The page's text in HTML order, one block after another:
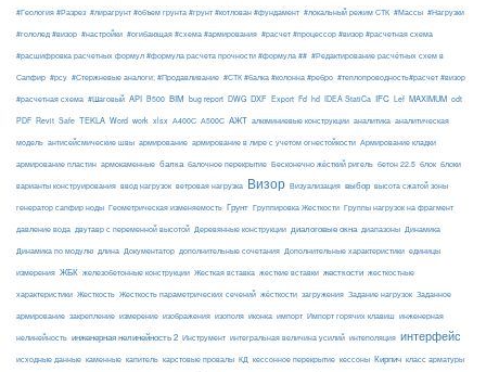
#Геология #Разрез #лирагрунт #объем грунта #грунт #котлован #фундамент #локальный режим СТК #Массы #Нагрузки
#гололед #визор #настройки #огибающая #схема #армирования #расчет #процессор #визор #расчетная схема
#расшифровка расчетных формул #формула расчета прочности #формула ## #Редактирование расчётных схем в
Сапфир #рсу #Стержневые аналоги; #Продавливание #СТК #балка #колонна #ребро #теплопроводность#расчет #визор
#расчетная схема #Шаговый API B500 BIM bug report DWG DXF Export Fd hd IDEA StatiCa IFC Lef MAXIMUM odt
PDF Revit Safe TEKLA Word work xlsx А400С А500С АЖТ алюминиевые конструкции аналитика аналитическая
модель антисейсмические швы армирование армирование в лире с учетом огнестойкости Армирование кладки
армирование пластин армокаменные балка балочное перекрытие Бесконечно жёсткий ригель бетон 22.5 блок блоки
варианты конструирования ввод нагрузок ветровая нагрузка Визор Визуализация выбор высота сжатой зоны
генератор сапфир ноды Геометрическая изменяемость Грунт Группировка Жесткости Группы нагрузок на фрагмент
давление вода двутавр с переменной высотой Деревянные конструкции диалоговые окна диапазоны Динамика
Динамика по модулю длина Документатор дополнительные сочетания Дополнительные характеристики единицы
измерения ЖБК железобетонные конструкции Жесткая вставка жесткие вставки жесткости жесткостные
характеристики Жесткость Жесткость параметрических сечений жёсткости загружения Задание нагрузок Заданное
армирование закрепление измерение изображения изополя иконка импорт Импорт горячих клавиш инженерная
нелинейность инженерная нелинейность 2 Инструмент интегральная величина усилий интеполяция интерфейс
исходные данные каменные капитель карстовые провалы КД кессонное перекрытие кессоны Кирпич класс арматуры